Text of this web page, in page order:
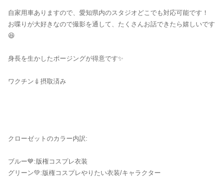
自家用車ありますので、愛知県内のスタジオどこでも対応可能です！
お喋りが大好きなので撮影を通して、たくさんお話できたら嬉しいです
😆
身長を生かしたポージングが得意です✨
ワクチン💉摂取済み
クローゼットのカラー内訳:
ブルー💙:版権コスプレ衣装
グリーン💚:版権コスプレやりたい衣装/キャラクター